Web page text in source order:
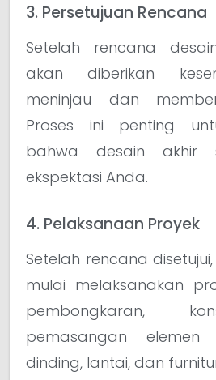
3. Persetujuan Rencana
Setelah rencana
akan diberikan
meninjau dan
Proses ini penting
bahwa desain akhir
ekspektasi Anda.
4. Pelaksanaan Proyek
Setelah rencana
mulai melaksanakan
pembongkaran,
pemasangan elemen
dinding, lantai, dan